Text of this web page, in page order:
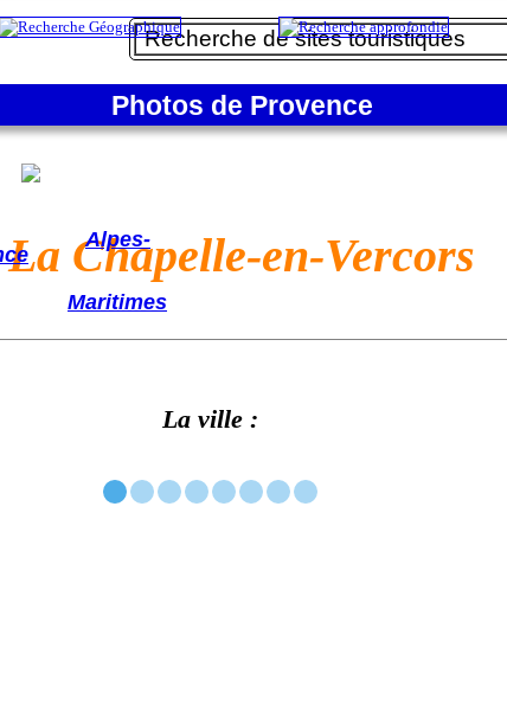
Photos de Provence
La Chapelle-en-Vercors
La ville :
Alpes-
Maritimes